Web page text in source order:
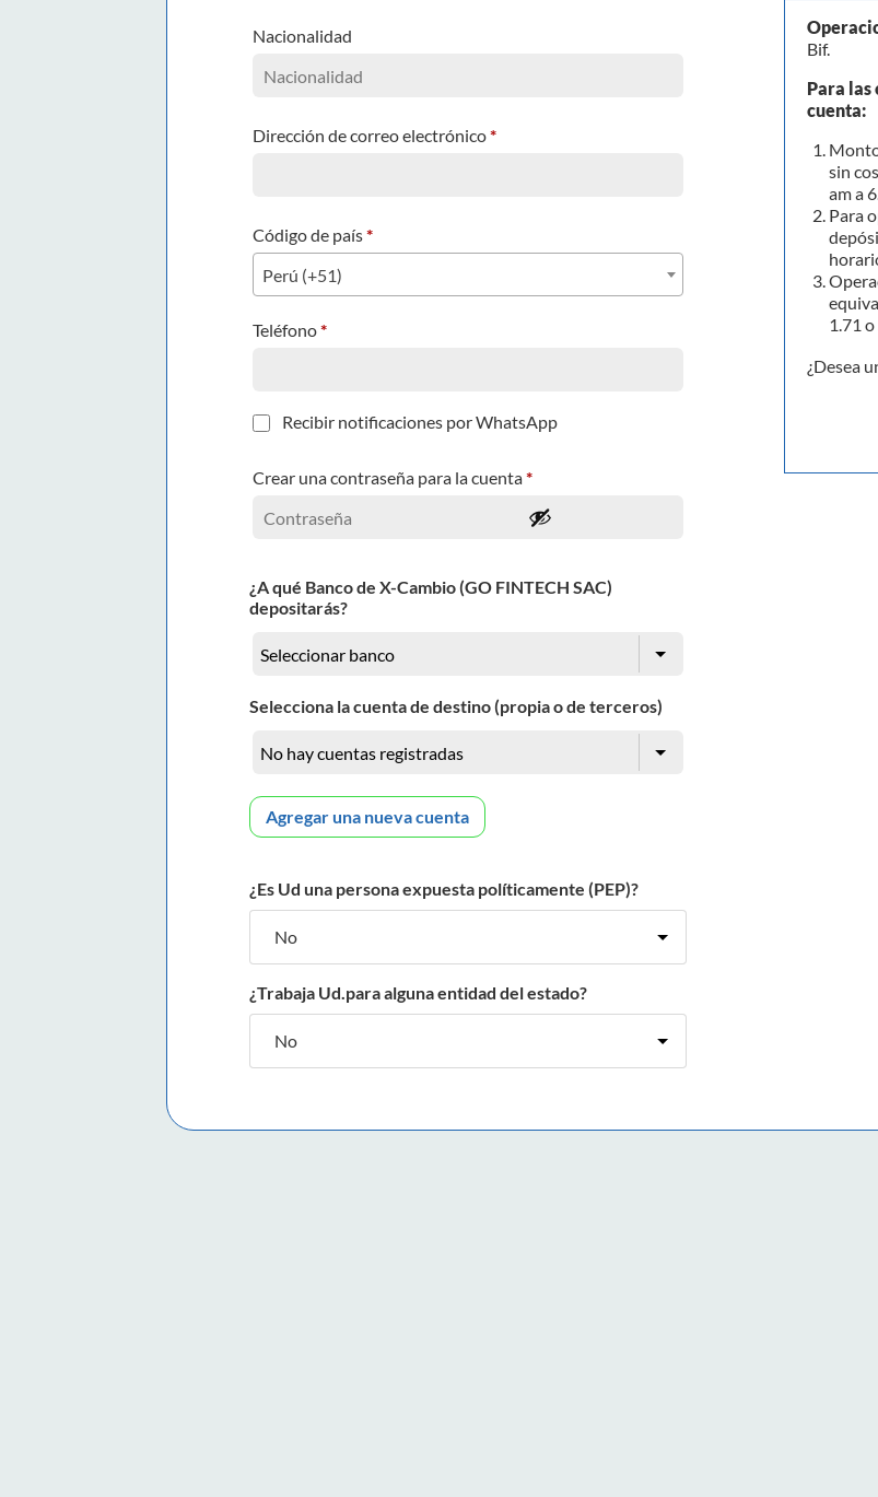
Nacionalidad
Dirección de correo electrónico*
Código de país*
Perú (+51)
Teléfono*
Recibir notificaciones por WhatsApp
Crear una contraseña para la cuenta*
¿A qué Banco de X-Cambio (GO FINTECH SAC)
depositarás?
Selecciona la cuenta de destino (propia o de terceros)
Agregar una nueva cuenta
¿Es Ud una persona expuesta políticamente (PEP)?
¿Trabaja Ud.para alguna entidad del estado?
Bif.
Para
cuenta:
sin
am a
Para
1.71
¿Desea